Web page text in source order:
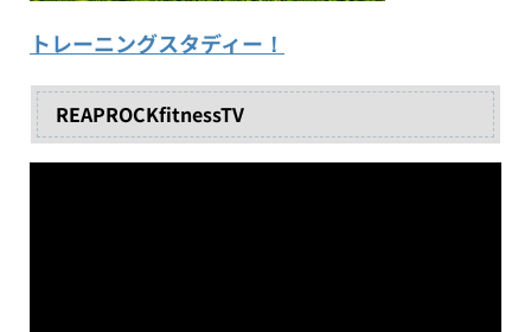
トレーニングスタディー！
REAPROCKfitnessTV